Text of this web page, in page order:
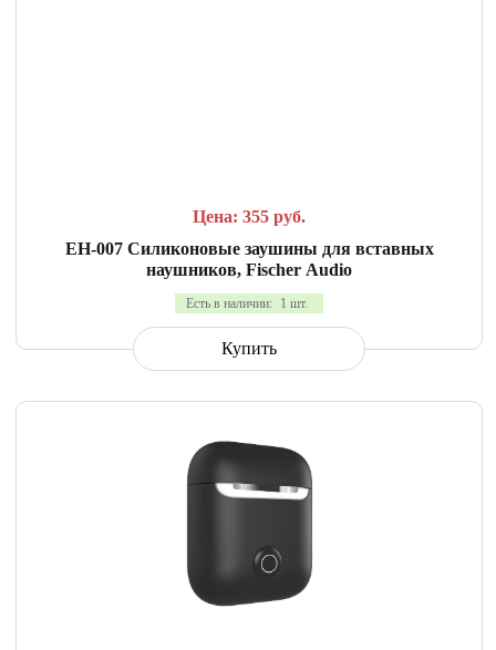
Цена: 355 руб.
EH-007 Силиконовые заушины для вставных
наушников, Fischer Audio
Есть в наличии: 1 шт.
Купить